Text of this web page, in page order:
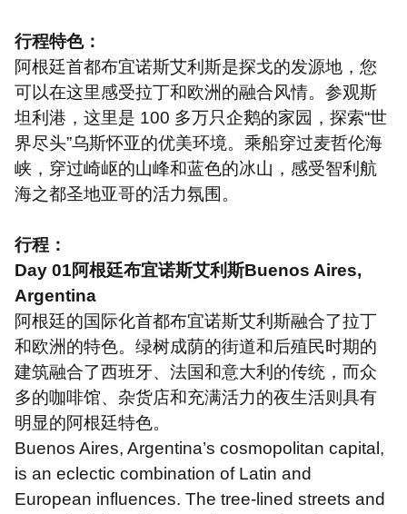
行程特色：
阿根廷首都布宜诺斯艾利斯是探戈的发源地，您
可以在这里感受拉丁和欧洲的融合风情。参观斯
坦利港，这里是 100 多万只企鹅的家园，探索“世
界尽头”乌斯怀亚的优美环境。乘船穿过麦哲伦海
峡，穿过崎岖的山峰和蓝色的冰山，感受智利航
海之都圣地亚哥的活力氛围。
行程：
Day 01阿根廷布宜诺斯艾利斯Buenos Aires,
Argentina
阿根廷的国际化首都布宜诺斯艾利斯融合了拉丁
和欧洲的特色。绿树成荫的街道和后殖民时期的
建筑融合了西班牙、法国和意大利的传统，而众
多的咖啡馆、杂货店和充满活力的夜生活则具有
明显的阿根廷特色。
Buenos Aires, Argentina’s cosmopolitan capital,
is an eclectic combination of Latin and
European influences. The tree-lined streets and